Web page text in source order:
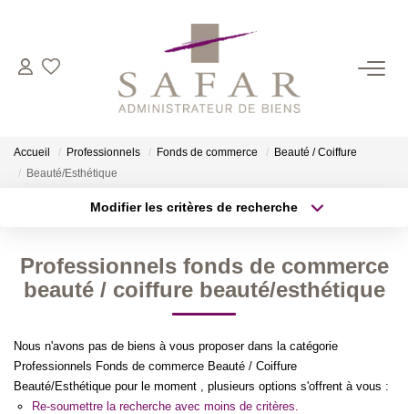
NOS CABINETS
Gescofim – Finorgest Paris
Gescofim - Finorgest Aulnay
Nous Rejoindre
NOS MÉTIERS
Accueil Professionnels Fonds de commerce
Beauté / Coiffure
Beauté/Esthétique
Modifier les critères de recherche
Sélectionnez...
Type de bien
Surface min
Créer une alerte
Professionnels fonds de commerce
beauté / coiffure beauté/esthétique
Nous n'avons pas de biens à vous proposer dans la catégorie
Professionnels Fonds de commerce Beauté / Coiffure
Beauté/Esthétique pour le moment , plusieurs options s'offrent à vous :
Re-soumettre la recherche avec moins de critères.